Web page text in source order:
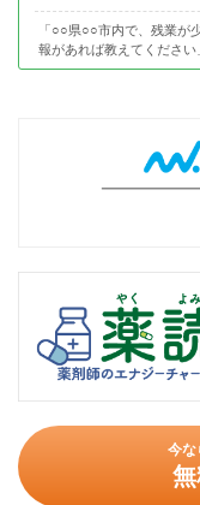
「○○県○○市内で、残業が
報があれば教えてください
今な